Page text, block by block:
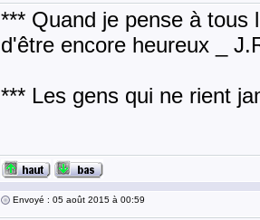
*** Quand je pense à tous
d'être encore heureux _
*** Les gens qui ne rient
Envoyé : 05 août 2015 à 00:59